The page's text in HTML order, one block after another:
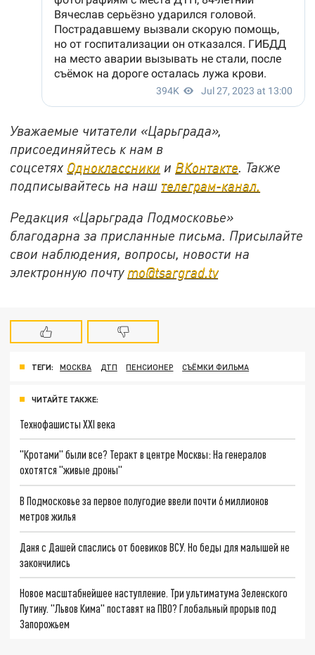
Уважаемые читатели «Царьграда»,
присоединяйтесь к нам в
соцсетях Одноклассники и ВКонтакте . Также
подписывайтесь на наш телеграм-канал.
Редакция «Царьграда Подмосковье»
благодарна за присланные письма. Присылайте
свои наблюдения, вопросы, новости на
электронную почту mo@tsargrad.tv
ТЕГИ: МОСКВА ДТП ПЕНСИОНЕР СЪЁМКИ ФИЛЬМА
ЧИТАЙТЕ ТАКЖЕ:
Технофашисты XXI века
"Кротами" были все? Теракт в центре Москвы: На генералов
охотятся "живые дроны"
В Подмосковье за первое полугодие ввели почти 6 миллионов
метров жилья
Даня с Дашей спаслись от боевиков ВСУ. Но беды для малышей не
закончились
Новое масштабнейшее наступление. Три ультиматума Зеленского
Путину. "Львов Кима" поставят на ПВО? Глобальный прорыв под
Запорожьем